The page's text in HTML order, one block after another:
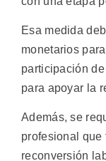
Esa medida
monetarios
participación
para apoyar la
Además, se
profesional
reconversión